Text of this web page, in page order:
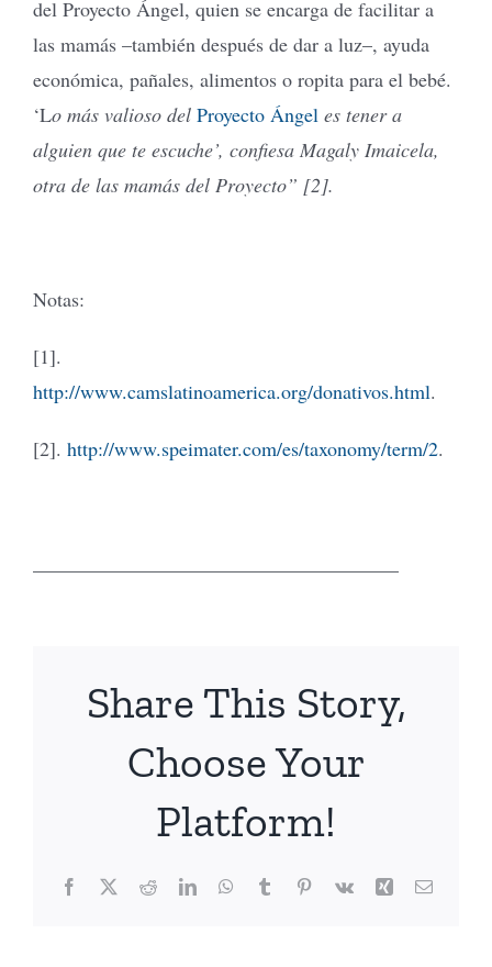
del Proyecto Ángel, quien se encarga de facilitar a
las mamás –también después de dar a luz–, ayuda
económica, pañales, alimentos o ropita para el bebé.
‘Lo más valioso del Proyecto Ángel es tener a
alguien que te escuche’, confiesa Magaly Imaicela,
otra de las mamás del Proyecto” [2].
Notas:
[1].
http://www.camslatinoamerica.org/donativos.html.
[2]. http://www.speimater.com/es/taxonomy/term/2.
Share This Story,
Choose Your
Platform!
Facebook
X RedditLinkedInWhatsApp
TumblrPinterest
Vk Xing Email